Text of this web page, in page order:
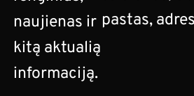
naujienas ir
kitą aktualią
informaciją.
pastas,